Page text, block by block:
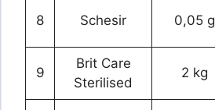
8 Schesir 0,05 g
9
Brit Care
Sterilised
2 kg